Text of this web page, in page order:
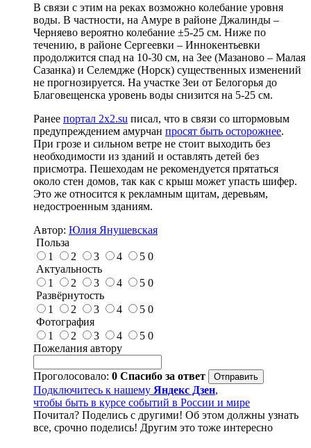
В связи с этим на реках возможно колебание уровня
воды. В частности, на Амуре в районе Джалинды –
Черняево вероятно колебание ±5-25 см. Ниже по
течению, в районе Сергеевки – Иннокентьевки
продолжится спад на 10-30 см, на Зее (Мазаново – Малая
Сазанка) и Селемдже (Норск) существенных изменений
не прогнозируется. На участке Зеи от Белогорья до
Благовещенска уровень воды снизится на 5-25 см.
Ранее портал 2x2.su писал, что в связи со штормовым
предупреждением амурчан просят быть осторожнее.
При грозе и сильном ветре не стоит выходить без
необходимости из зданий и оставлять детей без
присмотра. Пешеходам не рекомендуется прятаться
около стен домов, так как с крыш может упасть шифер.
Это же относится к рекламным щитам, деревьям,
недостроенным зданиям.
Автор: Юлия Янушевская
Польза
1
2 3 4 5 0
Актуальность
1
2 3 4 5 0
Развёрнутость
1
2 3 4 5 0
Фотография
1
2 3 4 5 0
Пожелания автору
Проголосовало: 0 Спасибо за ответ
Подключитесь к нашему Яндекс Дзен,
чтобы быть в курсе событий в России и мире
Почитал? Поделись с другими! Об этом должны узнать
все, срочно поделись! Другим это тоже интересно